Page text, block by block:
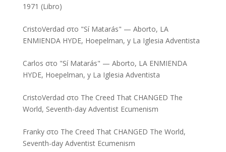
1971 (Libro)
CristoVerdad στο "Sí Matarás" — Aborto, LA
ENMIENDA HYDE, Hoepelman, y La Iglesia Adventista
Carlos στο "Sí Matarás" — Aborto, LA ENMIENDA
HYDE, Hoepelman, y La Iglesia Adventista
CristoVerdad στο The Creed That CHANGED The
World, Seventh-day Adventist Ecumenism
Frankyστο The Creed That CHANGED The World,
Seventh-day Adventist Ecumenism